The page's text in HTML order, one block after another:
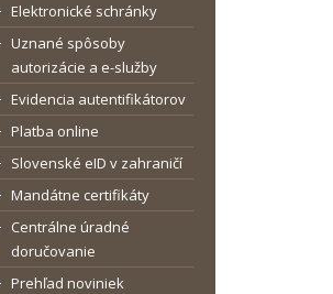
Elektronické schránky
Uznané spôsoby
autorizácie a e-služby
Evidencia autentifikátorov
Platba online
Slovenské eID v zahraničí
Mandátne certifikáty
Centrálne úradné
doručovanie
Prehľad noviniek